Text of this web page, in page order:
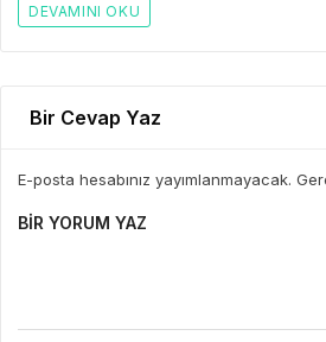
DEVAMINI OKU
Bir Cevap Yaz
E-posta hesabınız yayımlanmayacak.
BIR YORUM YAZ